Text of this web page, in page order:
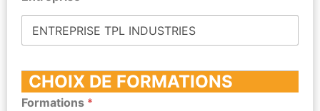
CHOIX DE FORMATIONS
Formations *